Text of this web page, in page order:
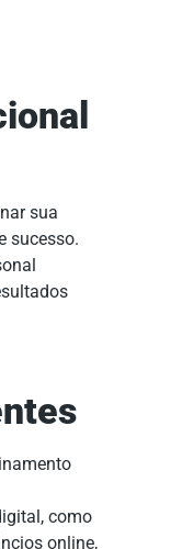
sua
sucesso.
como
online,